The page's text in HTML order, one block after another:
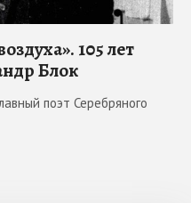
105 лет
Блок
поэт Серебряного